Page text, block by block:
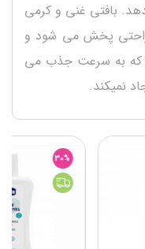
بافتی غنی و کرمی
پخش می شود و
که به سرعت جذب می
نمیکند.
30%